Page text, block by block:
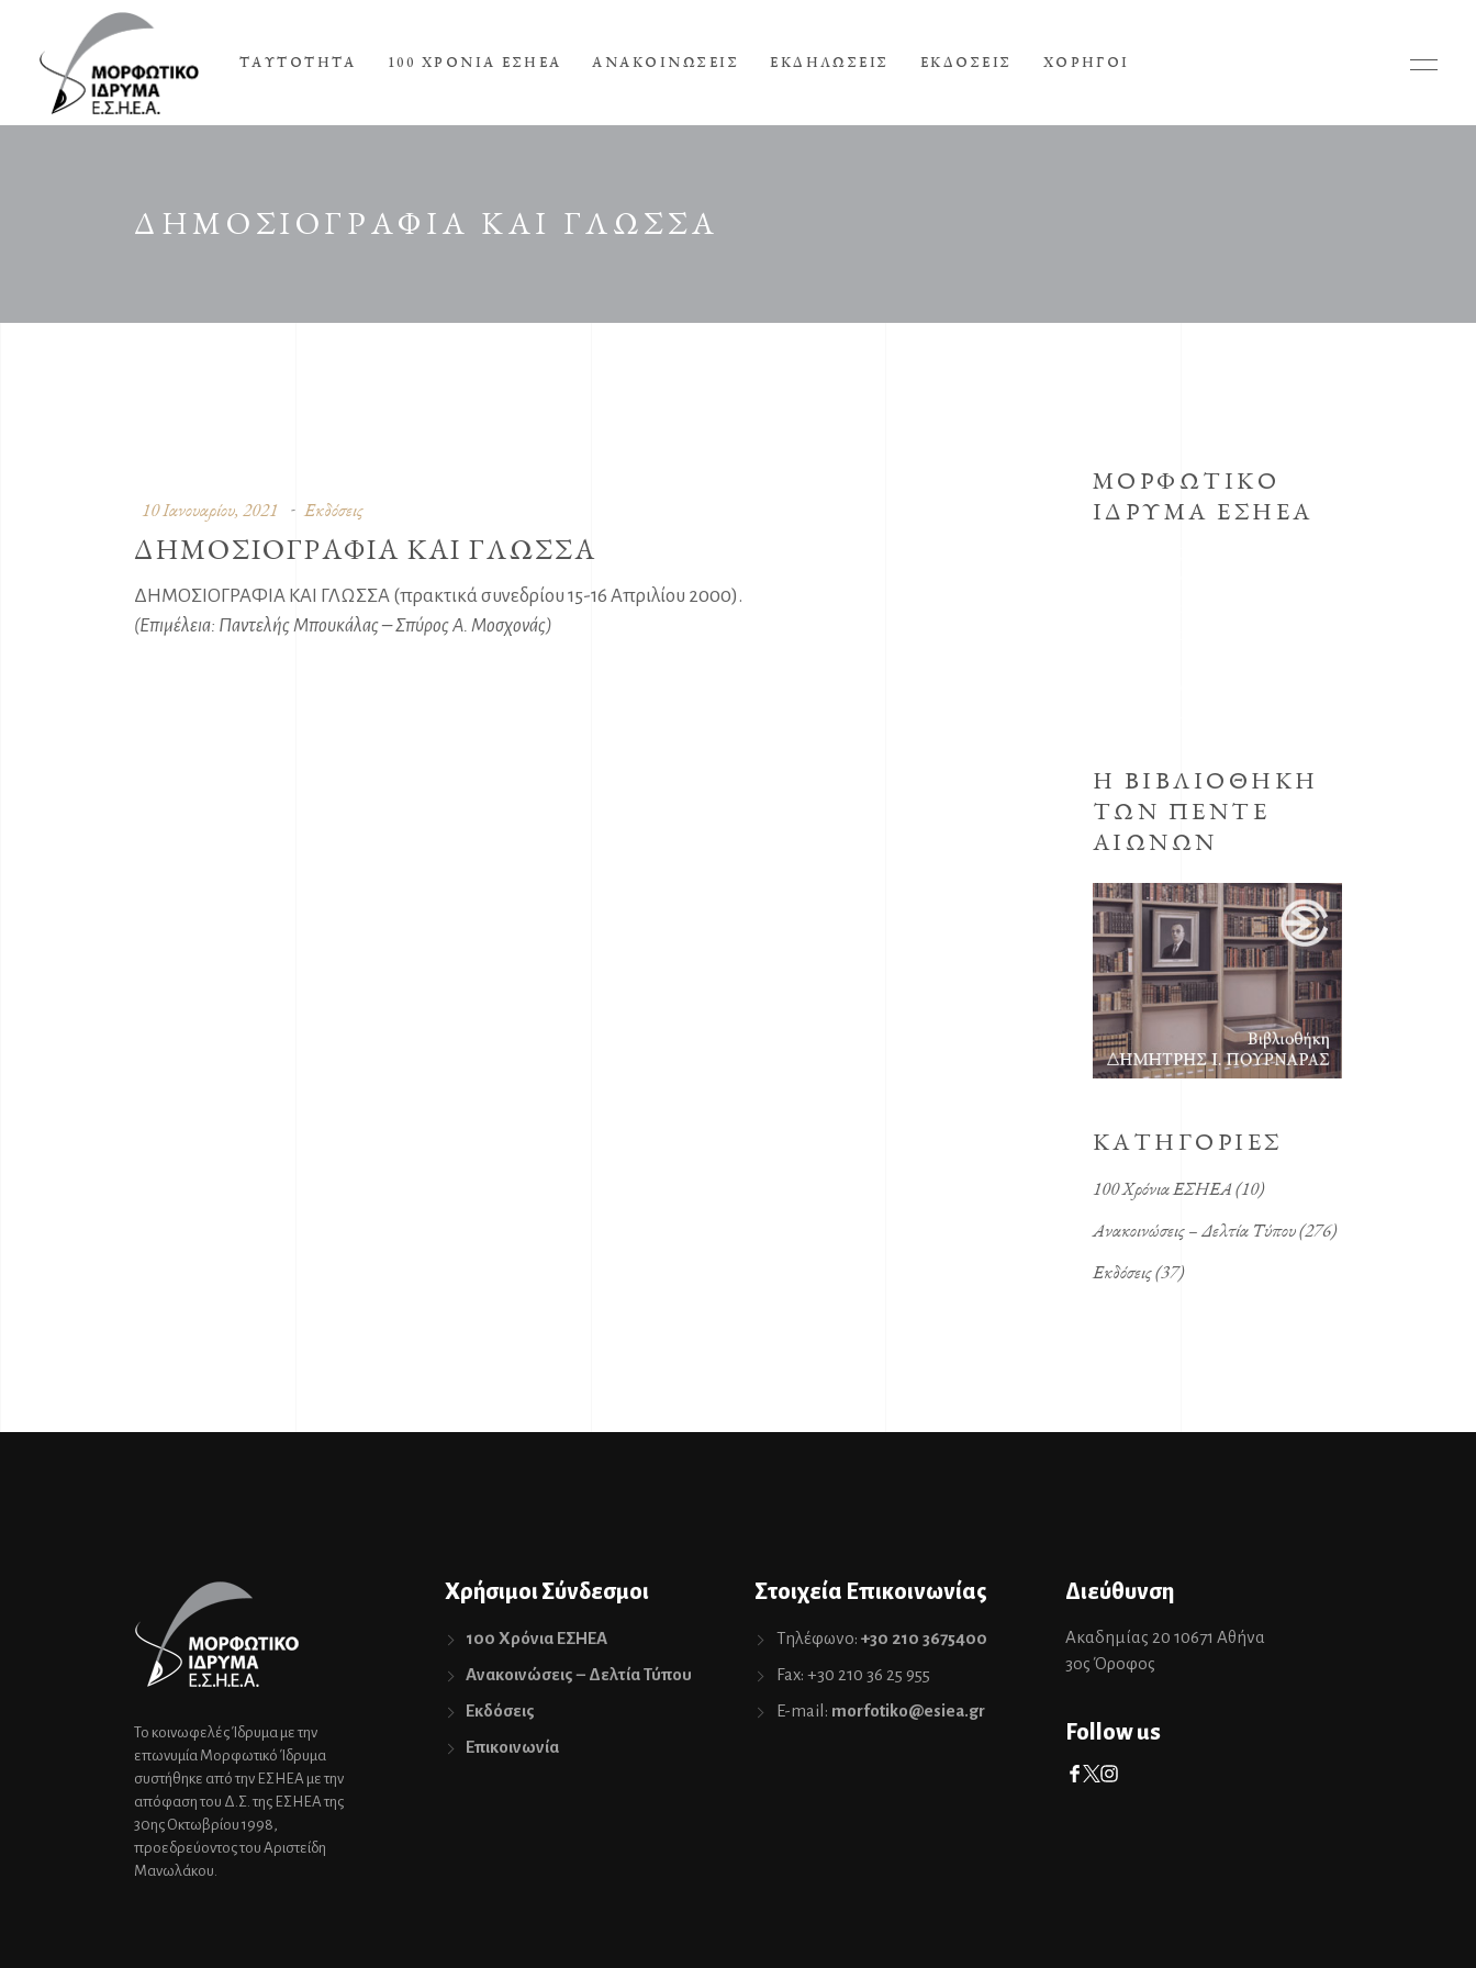
ΤΑΥΤΟΤΗΤΑ 100 ΧΡΟΝΙΑ ΕΣΗΕΑ ΑΝΑΚΟΙΝΩΣΕΙΣ ΕΚΔΗΛΩΣΕΙΣ ΕΚΔΟΣΕΙΣ ΧΟΡΗΓΟΙ
ΔΗΜΟΣΙΟΓΡΑΦΙΑ ΚΑΙ ΓΛΩΣΣΑ
10 Ιανουαρίου, 2021 Εκδόσεις
ΔΗΜΟΣΙΟΓΡΑΦΙΑ ΚΑΙ ΓΛΩΣΣΑ
ΔΗΜΟΣΙΟΓΡΑΦΙΑ ΚΑΙ ΓΛΩΣΣΑ (πρακτικά συνεδρίου 15-16 Απριλίου 2000).
(Επιμέλεια: Παντελής Μπουκάλας – Σπύρος Α. Μοσχονάς)
ΜΟΡΦΩΤΙΚΟ
ΙΔΡΥΜΑ ΕΣΗΕΑ
Η ΒΙΒΛΙΟΘΗΚΗ
ΤΩΝ ΠΕΝΤΕ
ΑΙΩΝΩΝ
KΑΤΗΓΟΡΙΕΣ
100 Χρόνια ΕΣΗΕΑ(10)
Ανακοινώσεις – Δελτία Τύπου(276)
Εκδόσεις(37)
Το κοινωφελές Ίδρυμα με την
επωνυμία Μορφωτικό Ίδρυμα
συστήθηκε από την ΕΣΗΕΑ με την
απόφαση του Δ.Σ. της ΕΣΗΕΑ της
30ης Οκτωβρίου 1998,
προεδρεύοντος του Αριστείδη
Μανωλάκου.
Χρήσιμοι Σύνδεσμοι
100 Χρόνια ΕΣΗΕΑ
Ανακοινώσεις – Δελτία Τύπου
Εκδόσεις
Επικοινωνία
Στοιχεία Επικοινωνίας
Τηλέφωνο: +30 210 3675400
Fax: +30 210 36 25 955
E-mail: morfotiko@esiea.gr
Διεύθυνση
Ακαδημίας 20 10671 Αθήνα
3ος Όροφος
Follow us